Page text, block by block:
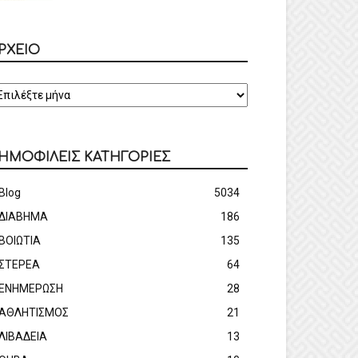
ΚΑΤΗΓΟΡΙΕΣ
Blog
5034
186
ΒΟΙΩΤΙΑ
135
64
ΕΝΗΜΕΡΩΣΗ
28
21
13